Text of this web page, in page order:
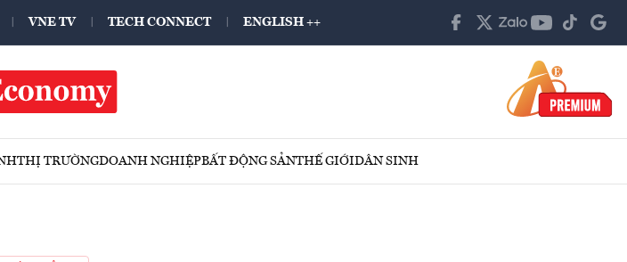
VNE TV TECH CONNECT ENGLISH ++
THỊ TRƯỜNGDOANH NGHIỆPBẤT ĐỘNG SẢNTHẾ GIỚIDÂN SINH